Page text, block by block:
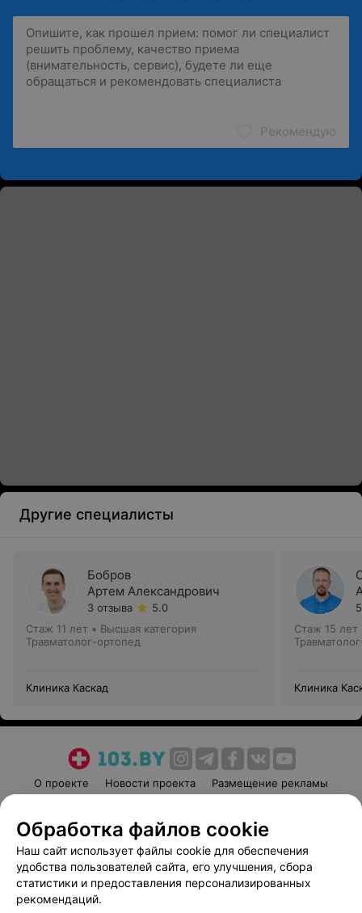
Рекомендую
Другие специалисты
Бобров
Артем Александрович
3 отзыва
5.0
Стаж 11 лет • Высшая категория
Травматолог-ортопед
Клиника Каскад
Стаж 15 лет
Клиника
О проекте Новости проекта
Размещение рекламы
Пользовательское соглашение
Способы оплаты
Вакансии
Партнеры
Написать руководителю 103.by
Обработка файлов cookie
Наш сайт использует файлы cookie для обеспечения
удобства пользователей сайта, его улучшения, сбора
статистики и предоставления персонализированных
рекомендаций.